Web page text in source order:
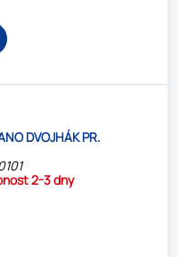
DVOJHÁK PR.
2-3 dny